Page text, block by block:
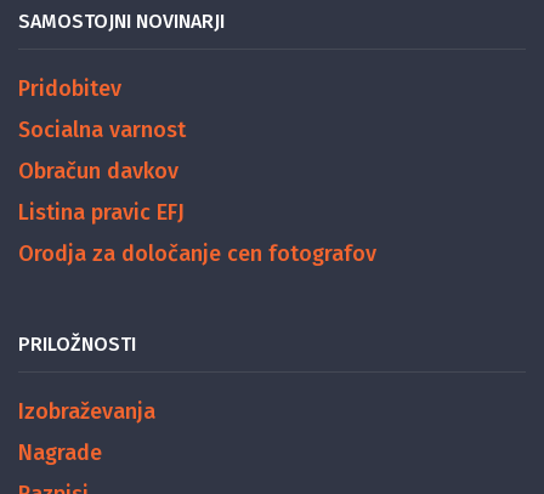
SAMOSTOJNI NOVINARJI
Pridobitev
Socialna varnost
Obračun davkov
Listina pravic EFJ
Orodja za določanje cen fotografov
PRILOŽNOSTI
Izobraževanja
Nagrade